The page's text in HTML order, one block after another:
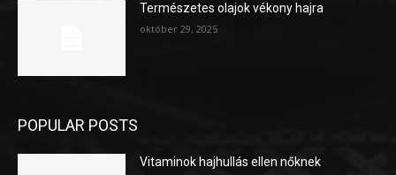
Természetes olajok vékony hajra
október 29, 2025
POPULAR POSTS
Vitaminok hajhullás ellen nőknek